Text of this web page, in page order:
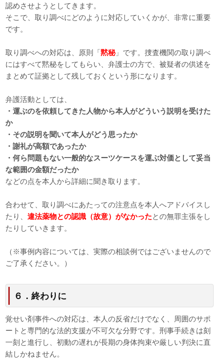
認めさせようとしてきます。
そこで、取り調べにどのように対応していくかが、非常に重要
です。
取り調べへの対応は、原則「黙秘」です。捜査機関の取り調べ
にはすべて黙秘をしてもらい、弁護士の方で、被疑者の供述を
まとめて証拠として残しておくという形になります。
弁護活動としては、
・運ぶのを依頼してきた人物から本人がどういう説明を受けた
か
・その説明を聞いて本人がどう思ったか
・謝礼が高額であったか
・何ら問題もない一般的なスーツケースを運ぶ対価として妥当
な範囲の金額だったか
などの点を本人から詳細に聞き取ります。
合わせて、取り調べにあたっての注意点を本人へアドバイスし
たり、違法薬物との認識（故意）がなかったとの無罪主張をし
たりしていきます。
（※事例内容については、実際の相談例ではございませんので
ご了承ください。）
６．終わりに
覚せい剤事件への対応は、本人の反省だけでなく、周囲のサポ
ートと専門的な法的支援が不可欠な分野です。刑事手続きは刻
一刻と進行し、初動の遅れが長期の身体拘束や厳しい判決に直
結しかねません。